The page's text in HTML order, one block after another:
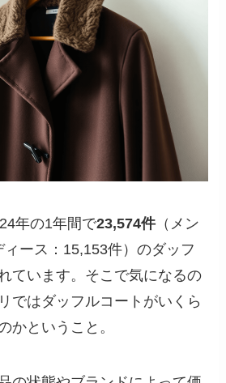
年の1年間で23,574件 （メン
ース：15,153件）のダッフ
ています。そこで気になるの
ではダッフルコートがいくら
かということ。